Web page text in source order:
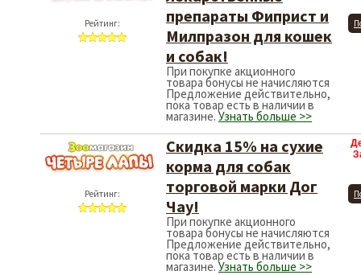
Рейтинг:
препараты Фиприст и
Милпразон для кошек
и собак!
При покупке акционного
товара бонусы не начисляются
Предложение действительно,
пока товар есть в наличии в
магазине.Узнать больше >>
Рейтинг:
Скидка 15% на сухие
корма для собак
торговой марки Дог
Чау!
При покупке акционного
товара бонусы не начисляются
Предложение действительно,
пока товар есть в наличии в
магазине.Узнать больше >>